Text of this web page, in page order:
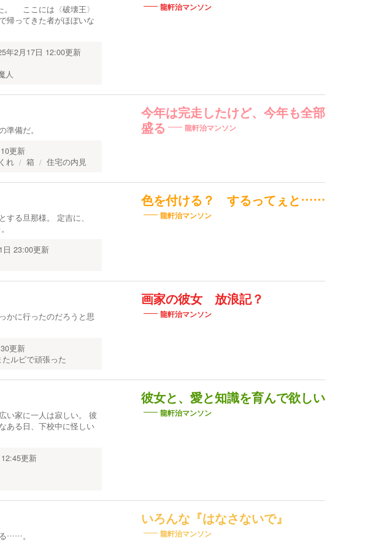
。 ここには〈破壊王〉
帰ってきた者がほぼいな
年2月17日 12:00更新
人
龍軒治マンソン
備だ。
更新
れ 箱 住宅の内見
今年は完走したけど、今年も全部
盛る
龍軒治マンソン
る旦那様。 定吉に、
日 23:00更新
色を付ける？ するってぇと……
龍軒治マンソン
かに行ったのだろうと思
更新
たルビで頑張った
画家の彼女 放浪記？
龍軒治マンソン
い家に一人は寂しい。 彼
ある日、下校中に怪しい
更新
彼女と、愛と知識を育んで欲しい
龍軒治マンソン
……。
いろんな『はなさないで』
龍軒治マンソン